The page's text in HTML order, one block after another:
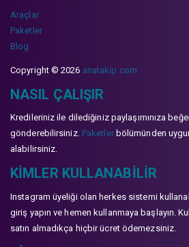
Araçlar
Paketler
Blog
Copyright © 2026 anatakip.com
NASIL ÇALIŞIR
Kredileriniz ile dilediğiniz paylaşımınıza
gönderebilirsiniz. Paketlerbölümünden
alabilirsiniz.
KIMLER KULLANABILIR
Instagram üyeliği olan herkes sistemi
giriş yapın ve hemen kullanmaya başlayın.
satın almadıkça hiçbir ücret ödemezsiniz.